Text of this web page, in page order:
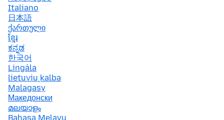
Italiano
日本語
ქართული
ខ្មែរ
ಕನ್ನಡ
한국어
Lingála
lietuvių kalba
Malagasy
Македонски
മലയാളം
Bahasa Melayu